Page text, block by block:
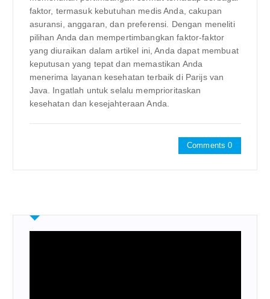
faktor, termasuk kebutuhan medis Anda, cakupan
asuransi, anggaran, dan preferensi. Dengan meneliti
pilihan Anda dan mempertimbangkan faktor-faktor
yang diuraikan dalam artikel ini, Anda dapat membuat
keputusan yang tepat dan memastikan Anda
menerima layanan kesehatan terbaik di Parijs van
Java. Ingatlah untuk selalu memprioritaskan
kesehatan dan kesejahteraan Anda.
Comments 0